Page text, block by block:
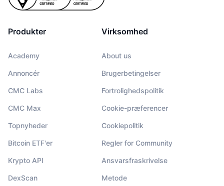
Produkter
Academy
Annoncér
CMC Labs
CMC Max
Topnyheder
Bitcoin ETF'er
Krypto API
DexScan
Virksomhed
About us
Brugerbetingelser
Fortrolighedspolitik
Cookie-præferencer
Cookiepolitik
Regler for Community
Ansvarsfraskrivelse
Metode